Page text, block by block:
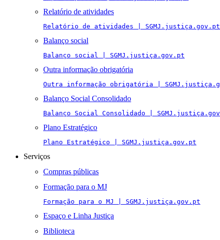
Relatório de atividades
Relatório de atividades | SGMJ.justiça.gov.pt
Balanço social
Balanço social | SGMJ.justiça.gov.pt
Outra informação obrigatória
Outra informação obrigatória |
Balanço Social Consolidado
Balanço Social Consolidado |
Plano Estratégico
Plano Estratégico | SGMJ.justiça.gov.pt
Serviços
Compras públicas
Formação para o MJ
Formação para o MJ | SGMJ.justiça.gov.pt
Espaço e Linha Justiça
Biblioteca